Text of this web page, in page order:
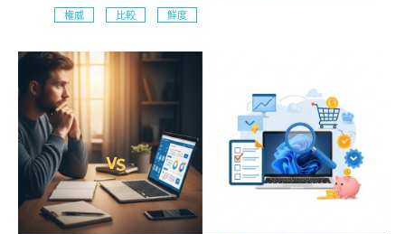
権威
比較 鮮度